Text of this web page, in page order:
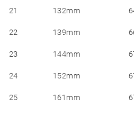
21 132mm
22 139mm
23 144mm
24 152mm
25 161mm